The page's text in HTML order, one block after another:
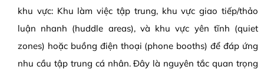
khu vực: Khu làm việc tập trung, khu vực giao tiếp/thảo
luận nhanh (huddle areas), và khu vực yên tĩnh (quiet
zones) hoặc buồng điện thoại (phone booths) để đáp ứng
nhu cầu tập trung cá nhân. Đây là nguyên tắc quan trọng